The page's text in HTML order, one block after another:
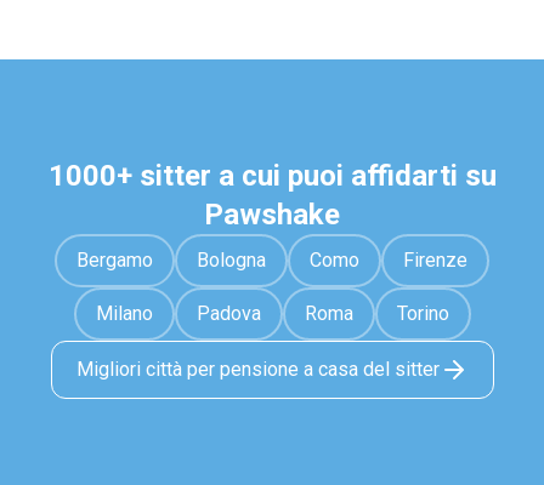
1000+ sitter a cui puoi affidarti su
Pawshake
Bergamo Bologna Como Firenze
Milano Padova Roma Torino
Migliori città per pensione a casa del sitter